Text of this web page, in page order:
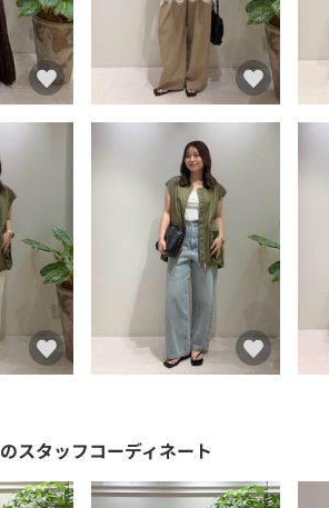
のスタッフコーディネート